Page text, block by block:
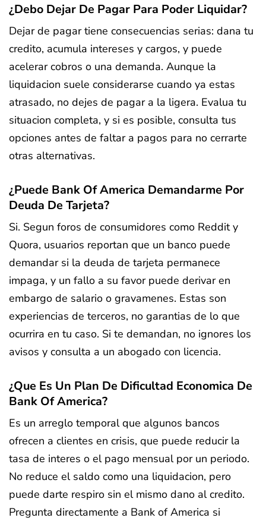
¿Debo Dejar De Pagar Para Poder Liquidar?
Dejar de pagar tiene consecuencias serias: dana tu
credito, acumula intereses y cargos, y puede
acelerar cobros o una demanda. Aunque la
liquidacion suele considerarse cuando ya estas
atrasado, no dejes de pagar a la ligera. Evalua tu
situacion completa, y si es posible, consulta tus
opciones antes de faltar a pagos para no cerrarte
otras alternativas.
¿Puede Bank Of America Demandarme Por
Deuda De Tarjeta?
Si. Segun foros de consumidores como Reddit y
Quora, usuarios reportan que un banco puede
demandar si la deuda de tarjeta permanece
impaga, y un fallo a su favor puede derivar en
embargo de salario o gravamenes. Estas son
experiencias de terceros, no garantias de lo que
ocurrira en tu caso. Si te demandan, no ignores los
avisos y consulta a un abogado con licencia.
¿Que Es Un Plan De Dificultad Economica De
Bank Of America?
Es un arreglo temporal que algunos bancos
ofrecen a clientes en crisis, que puede reducir la
tasa de interes o el pago mensual por un periodo.
No reduce el saldo como una liquidacion, pero
puede darte respiro sin el mismo dano al credito.
Pregunta directamente a Bank of America si